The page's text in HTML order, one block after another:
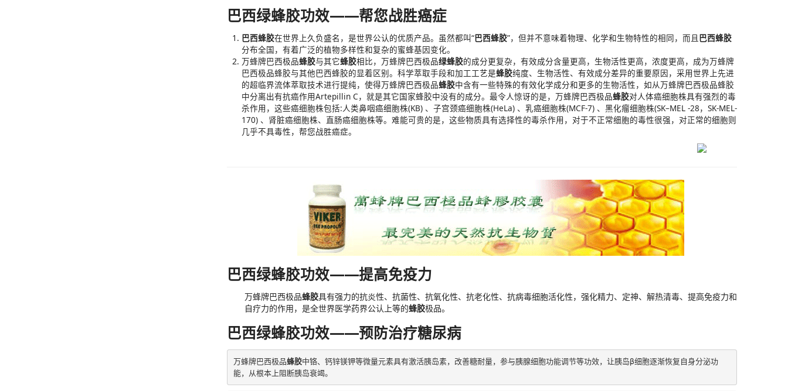
巴西绿蜂胶功效——帮您战胜癌症
巴西蜂胶在世界上久负盛名，是世界公认的优质产品。虽然都叫“巴西蜂胶”，但并不意味着物理、化学和生物特性的相同，而且 巴西蜂胶
分布全国，有着广泛的植物多样性和复杂的蜜蜂基因变化。
万蜂牌巴西极品蜂胶与其它蜂胶相比，万蜂牌巴西极品绿蜂胶的成分更复杂，有效成分含量更高，生物活性更高，浓度更高，成为万蜂牌
巴西极品蜂胶与其他巴西蜂胶的显着区别。科学萃取手段和加工工艺是蜂胶纯度、生物活性、有效成分差异的重要原因，采用世界上先进
的超临界流体萃取技术进行提纯，使得万蜂牌巴西极品蜂胶中含有一些特殊的有效化学成分和更多的生物活性，如从万蜂牌巴西极品蜂胶
中分离出有抗癌作用Artepillin C，就是其它国家蜂胶中没有的成分。最令人惊讶的是，万蜂牌巴西极品蜂胶对人体癌细胞株具有强烈的毒
杀作用，这些癌细胞株包括:人类鼻咽癌细胞株(KB) 、子宫颈癌细胞株(HeLa) 、乳癌细胞株(MCF-7) 、黑化瘤细胞株(SK–MEL -28，SK-MEL-
170) 、肾脏癌细胞株、直肠癌细胞株等。难能可贵的是，这些物质具有选择性的毒杀作用，对于不正常细胞的毒性很强，对正常的细胞则
几乎不具毒性，帮您战胜癌症。
巴西绿蜂胶功效——提高免疫力
万蜂牌巴西极品蜂胶具有强力的抗炎性、抗菌性、抗氧化性、抗老化性、抗病毒细胞活化性，强化精力、定神、解热清毒、提高免疫力和
自疗力的作用，是全世界医学药界公认上等的蜂胶极品。
巴西绿蜂胶功效——预防治疗糖尿病
万蜂牌巴西极品蜂胶中铬、钙锌镁钾等微量元素具有激活胰岛素，改善糖耐量，参与胰腺细胞功能调节等功效，让胰岛β细胞逐渐恢复自身分泌功
能，从根本上阻断胰岛衰竭。